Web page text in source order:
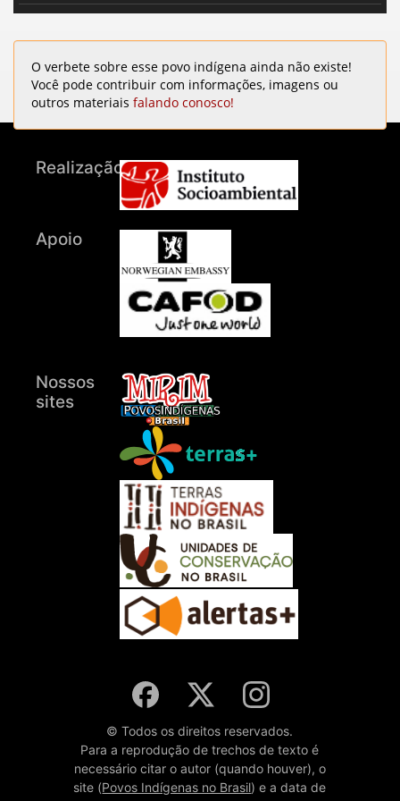
O verbete sobre esse povo indígena ainda não existe!
Você pode contribuir com informações, imagens ou
outros materiais falando conosco!